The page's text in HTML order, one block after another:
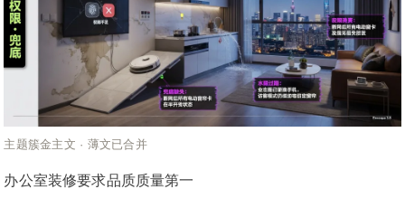
主题簇金主文 · 薄文已合并
办公室装修要求品质质量第一